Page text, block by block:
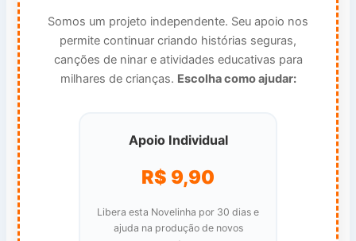
Somos um projeto independente. Seu apoio nos
permite continuar criando histórias seguras,
canções de ninar e atividades educativas para
milhares de crianças. Escolha como ajudar:
Apoio Individual
R$ 9,90
Libera esta Novelinha por 30 dias e
ajuda na produção de novos